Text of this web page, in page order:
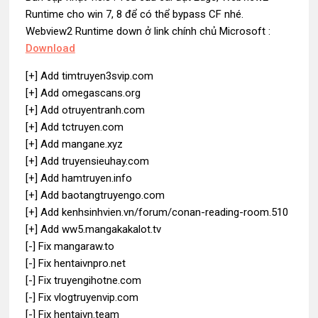
Runtime cho win 7, 8 để có thể bypass CF nhé.
Webview2 Runtime down ở link chính chủ Microsoft :
Download
[+] Add timtruyen3svip.com
[+] Add omegascans.org
[+] Add otruyentranh.com
[+] Add tctruyen.com
[+] Add mangane.xyz
[+] Add truyensieuhay.com
[+] Add hamtruyen.info
[+] Add baotangtruyengo.com
[+] Add kenhsinhvien.vn/forum/conan-reading-room.510
[+] Add ww5.mangakakalot.tv
[-] Fix mangaraw.to
[-] Fix hentaivnpro.net
[-] Fix truyengihotne.com
[-] Fix vlogtruyenvip.com
[-] Fix hentaivn.team